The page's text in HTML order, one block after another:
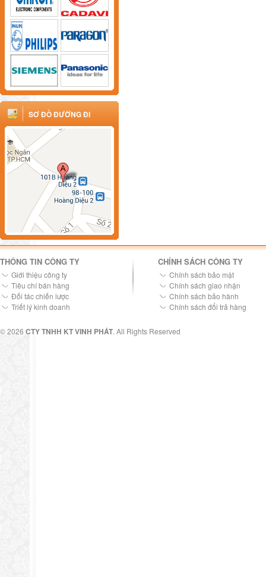
SƠ ĐỒ ĐƯỜNG ĐI
THÔNG TIN CÔNG TY
Giới thiệu công ty
Tiêu chí bán hàng
Đối tác chiến lược
Triết lý kinh doanh
CHÍNH SÁCH CÔNG TY
Chính sách bảo mật
Chính sách giao nhận
Chính sách bảo hành
Chính sách đổi trả hàng
© 2026 CTY TNHH KT VINH PHÁT. All Rights Reserved